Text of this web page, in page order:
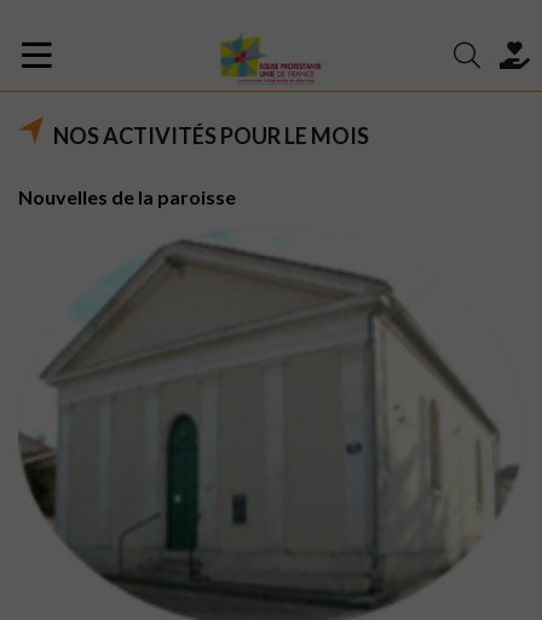
NOS ACTIVITÉS POUR LE MOIS
Nouvelles de la paroisse